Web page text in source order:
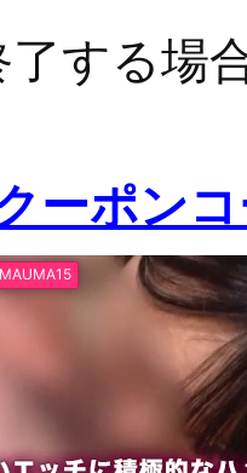
了する場
ーポン